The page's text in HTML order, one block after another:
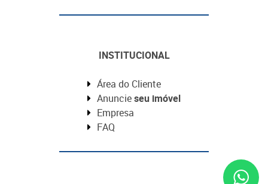
INSTITUCIONAL
Área do Cliente
Anuncieseu imóvel
Empresa
FAQ